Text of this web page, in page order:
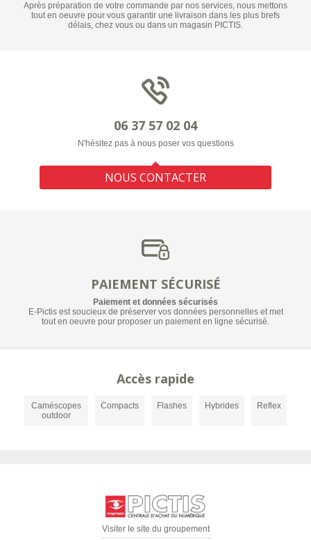
Après préparation de votre commande par nos services, nous mettons
tout en oeuvre pour vous garantir une livraison dans les plus brefs
délais, chez vous ou dans un magasin PICTIS.
06 37 57 02 04
N'hésitez pas à nous poser vos questions
NOUS CONTACTER
PAIEMENT SÉCURISÉ
Paiement et données sécurisés
E-Pictis est soucieux de préserver vos données personnelles et met
tout en oeuvre pour proposer un paiement en ligne sécurisé.
Accès rapide
Caméscopes
outdoor
Compacts Flashes Hybrides Reflex
Visiter le site du groupement